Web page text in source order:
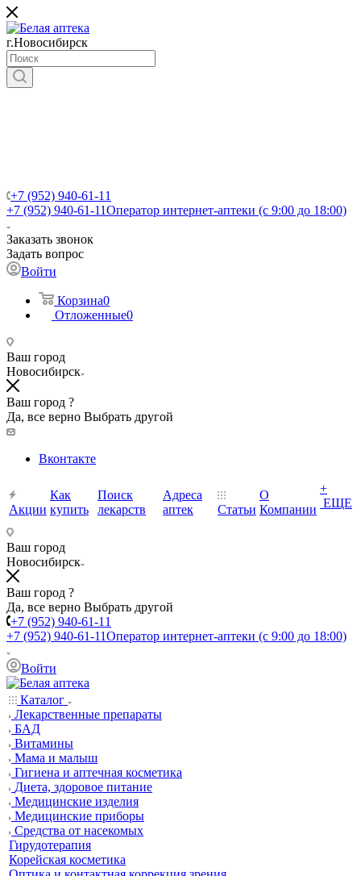
г.Новосибирск
+7 (952) 940-61-11
+7 (952) 940-61-11Оператор интернет-аптеки (с 9:00 до 18:00)
Заказать звонок
Задать вопрос
Войти
Корзина0
Отложенные0
Ваш город
Новосибирск
Ваш город ?
Да, все верно Выбрать другой
Вконтакте
Акции
Как
купить
Поиск
лекарств
Адреса
аптек
Статьи
О
Компании
+
ЕЩЕ
Ваш город
Новосибирск
Ваш город ?
Да, все верно Выбрать другой
+7 (952) 940-61-11
+7 (952) 940-61-11Оператор интернет-аптеки (с 9:00 до 18:00)
Войти
Каталог
Лекарственные препараты
БАД
Витамины
Мама и малыш
Гигиена и аптечная косметика
Диета, здоровое питание
Медицинские изделия
Медицинские приборы
Средства от насекомых
Гирудотерапия
Корейская косметика